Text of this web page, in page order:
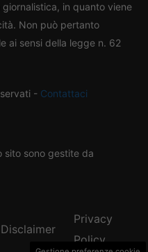
in quanto viene
Non può pertanto
ai sensi della legge n. 62
- Contattaci
sito sono gestite da
Disclaimer
Privacy
Policy